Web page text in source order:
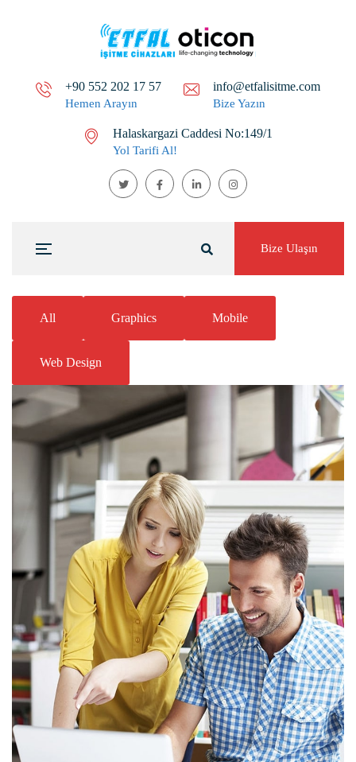
+90 552 202 17 57
Hemen Arayın
info@etfalisitme.com
Bize Yazın
Halaskargazi Caddesi No:149/1
Yol Tarifi Al!
Bize Ulaşın
All Graphics Mobile
Web Design